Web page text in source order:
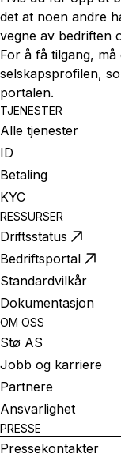
det at noen andre
vegne av bedriften
For å få tilgang,
selskapsprofilen,
portalen.
TJENESTER
Alle tjenester
ID
Betaling
KYC
RESSURSER
Driftsstatus
Bedriftsportal
Standardvilkår
Dokumentasjon
OM OSS
Stø AS
Jobb og karriere
Partnere
Ansvarlighet
PRESSE
Pressekontakter